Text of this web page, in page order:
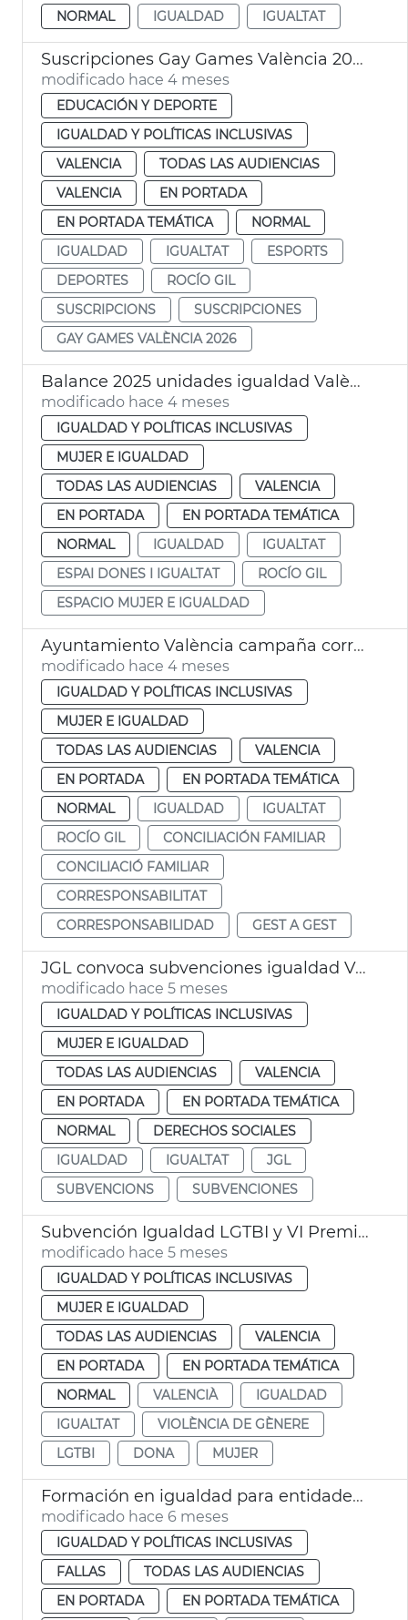
NORMAL IGUALDAD IGUALTAT
Suscripciones Gay Games València 2026
modificado hace 4 meses
EDUCACIÓN Y DEPORTE
IGUALDAD Y POLÍTICAS INCLUSIVAS
VALENCIA
TODAS LAS AUDIENCIAS
VALENCIA
EN PORTADA
EN PORTADA TEMÁTICA
NORMAL
IGUALDAD
IGUALTAT
ESPORTS
DEPORTES
ROCÍO GIL
SUSCRIPCIONS
SUSCRIPCIONES
GAY GAMES VALÈNCIA 2026
Balance 2025 unidades igualdad València
modificado hace 4 meses
IGUALDAD Y POLÍTICAS INCLUSIVAS
MUJER E IGUALDAD
TODAS LAS AUDIENCIAS
VALENCIA
EN PORTADA
EN PORTADA TEMÁTICA
NORMAL
IGUALDAD
IGUALTAT
ESPAI DONES I IGUALTAT
ROCÍO GIL
ESPACIO MUJER E IGUALDAD
Ayuntamiento València campaña corresponsabilidad conciliación familiar
modificado hace 4 meses
IGUALDAD Y POLÍTICAS INCLUSIVAS
MUJER E IGUALDAD
TODAS LAS AUDIENCIAS
VALENCIA
EN PORTADA
EN PORTADA TEMÁTICA
NORMAL
IGUALDAD
IGUALTAT
ROCÍO GIL
CONCILIACIÓN FAMILIAR
CONCILIACIÓ FAMILIAR
CORRESPONSABILITAT
CORRESPONSABILIDAD
GEST A GEST
JGL convoca subvenciones igualdad València
modificado hace 5 meses
IGUALDAD Y POLÍTICAS INCLUSIVAS
MUJER E IGUALDAD
TODAS LAS AUDIENCIAS
VALENCIA
EN PORTADA
EN PORTADA TEMÁTICA
NORMAL
DERECHOS SOCIALES
IGUALDAD
IGUALTAT
JGL
SUBVENCIONS
SUBVENCIONES
Subvención Igualdad LGTBI y VI Premios Igualdad València
modificado hace 5 meses
IGUALDAD Y POLÍTICAS INCLUSIVAS
MUJER E IGUALDAD
TODAS LAS AUDIENCIAS
VALENCIA
EN PORTADA
EN PORTADA TEMÁTICA
NORMAL
VALENCIÀ
IGUALDAD
IGUALTAT
VIOLÈNCIA DE GÈNERE
LGTBI
DONA MUJER
Formación en igualdad para entidades festivas València
modificado hace 6 meses
IGUALDAD Y POLÍTICAS INCLUSIVAS
FALLAS
TODAS LAS AUDIENCIAS
EN PORTADA
EN PORTADA TEMÁTICA